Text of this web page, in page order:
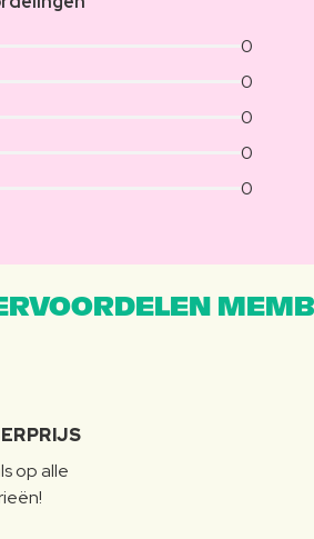
0
0
0
0
0
op alle